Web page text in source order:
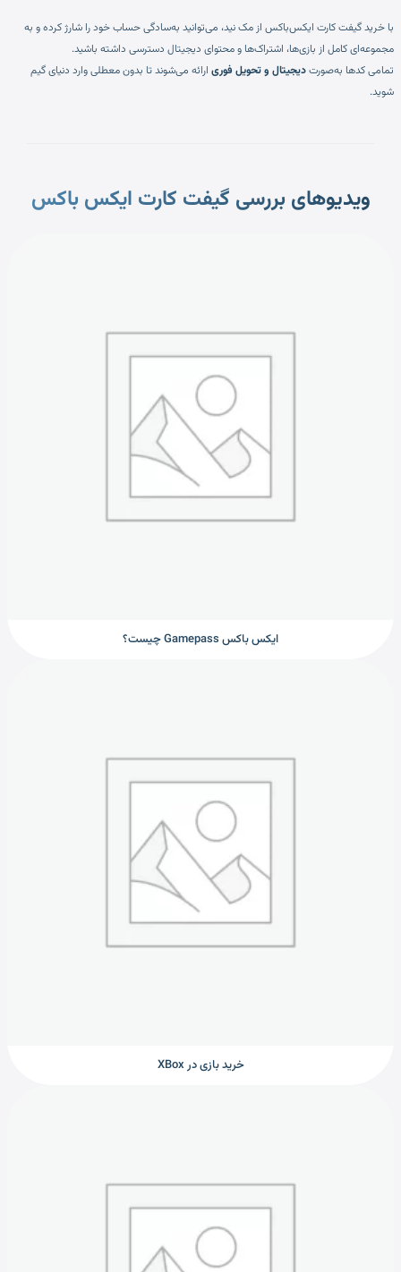
با خرید گیفت کارت ایکس‌باکس از مک نید، می‌توانید به‌سادگی حساب خود را شارژ کرده و به
مجموعه‌ای کامل از بازی‌ها، اشتراک‌ها و محتوای دیجیتال دسترسی داشته باشید.
تمامی کدها به‌صورتدیجیتال و تحویل فوری ارائه می‌شوند تا بدون معطلی وارد دنیای گیم
شوید.
ویدیوهای بررسی گیفت کارت ایکس باکس
ایکس باکس Gamepass چیست؟
خرید بازی در XBox